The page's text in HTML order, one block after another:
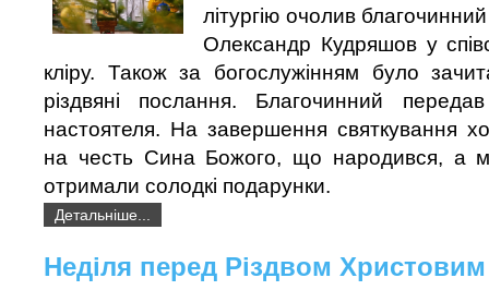
літургію очолив
Олександр Кудряшов у
кліру. Також за богослужінням було
різдвяні послання. Благочинний
настоятеля. На завершення святкування
на честь Сина Божого, що народився, а
отримали солодкі подарунки.
Детальніше...
Неділя перед Різдвом Христовим